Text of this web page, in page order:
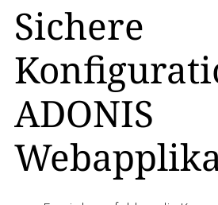
Sichere
ADONIS